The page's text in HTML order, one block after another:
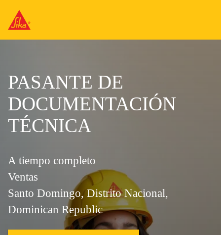
PASANTE DE
DOCUMENTACIÓN
TÉCNICA
A tiempo completo
Ventas
Santo Domingo, Distrito Nacional,
Dominican Republic